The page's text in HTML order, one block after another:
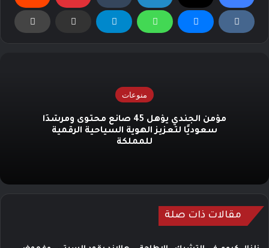
منوعات
مؤمن الجندي يؤهل 45 صانع محتوى ومرشدًا
سعوديًا لتعزيز الهوية السياحية الرقمية
للمملكة
مقالات ذات صلة